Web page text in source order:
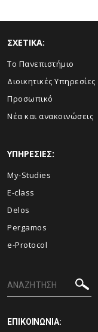
ΣΧΕΤΙΚΑ:
Το Πανεπιστήμιο
Διοικητικές Υπηρεσίες
Προσωπικό
Νέα και ανακοινώσεις
ΥΠΗΡΕΣΙΕΣ:
My-Studies
E-class
Delos
Pergamos
e-Protocol
ΕΠΙΚΟΙΝΩΝΙΑ: